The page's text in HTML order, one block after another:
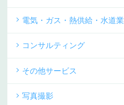
電気・ガス・熱供給・水道業
コンサルティング
その他サービス
写真撮影